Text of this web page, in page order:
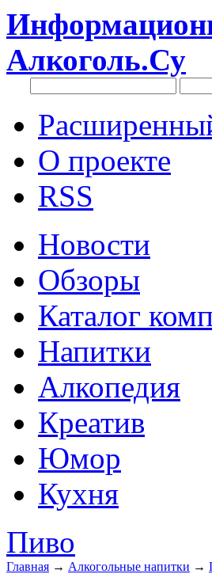
Алкоголь.Су
О проекте
RSS
Новости
Обзоры
Каталог
Напитки
Алкопедия
Креатив
Юмор
Кухня
Пиво
Главная → Алкогольные напитки →